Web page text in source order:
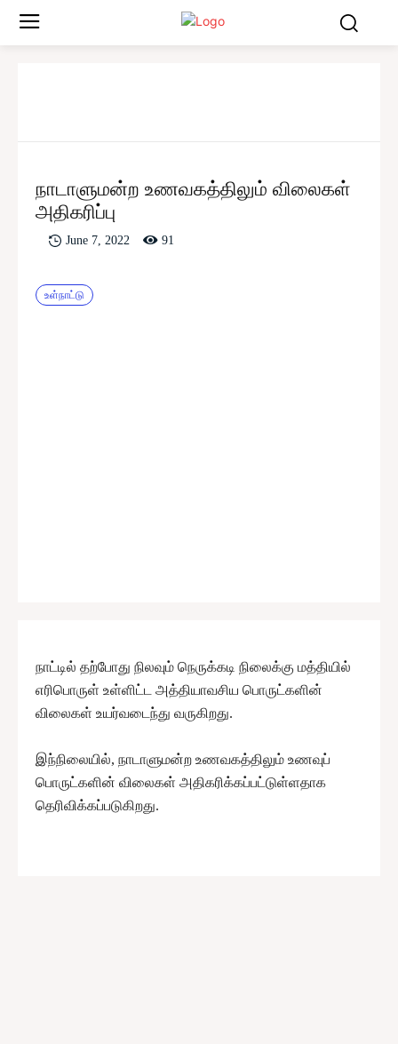
நாடாளுமன்ற உணவகத்திலும் விலைகள்
அதிகரிப்பு
June 7, 2022 91
உள்நாட்டு
நாட்டில் தற்போது நிலவும் நெருக்கடி நிலைக்கு மத்தியில்
எரிபொருள் உள்ளிட்ட அத்தியாவசிய பொருட்களின்
விலைகள் உயர்வடைந்து வருகிறது.
இந்நிலையில், நாடாளுமன்ற உணவகத்திலும் உணவுப்
பொருட்களின் விலைகள் அதிகரிக்கப்பட்டுள்ளதாக
தெரிவிக்கப்படுகிறது.